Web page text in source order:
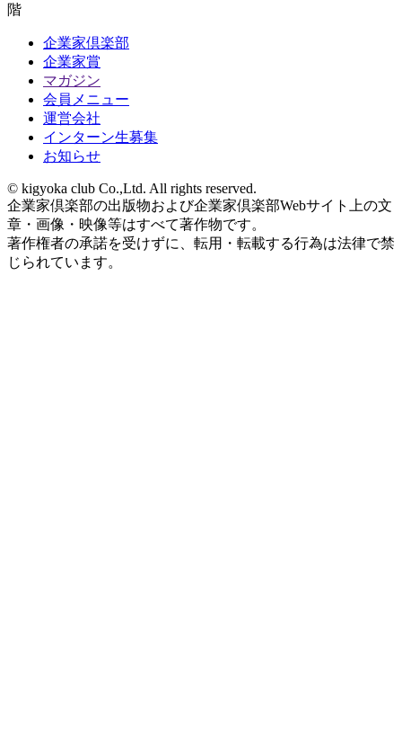
階
企業家倶楽部
企業家賞
マガジン
会員メニュー
運営会社
インターン生募集
お知らせ
© kigyoka club Co.,Ltd. All rights reserved.
企業家倶楽部の出版物および企業家倶楽部Webサイト上の文
章・画像・映像等はすべて著作物です。
著作権者の承諾を受けずに、転用・転載する行為は法律で禁
じられています。